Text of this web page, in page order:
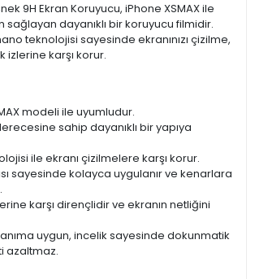
9H Ekran Koruyucu, iPhone XSMAX ile
dayanıklı bir koruyucu filmidir.
teknolojisi sayesinde ekranınızı çizilme,
karşı korur.
modeli ile uyumludur.
sahip dayanıklı bir yapıya
ile ekranı çizilmelere karşı korur.
sayesinde kolayca uygulanır ve kenarlara
karşı dirençlidir ve ekranın netliğini
uygun, incelik sayesinde dokunmatik
azaltmaz.